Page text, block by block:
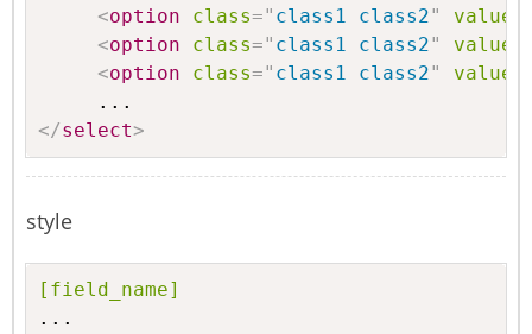
<option class=" class1 class2" value
<option class=" class1 class2" value
<option class=" class1 class2" value
</select>
style
[field_name]